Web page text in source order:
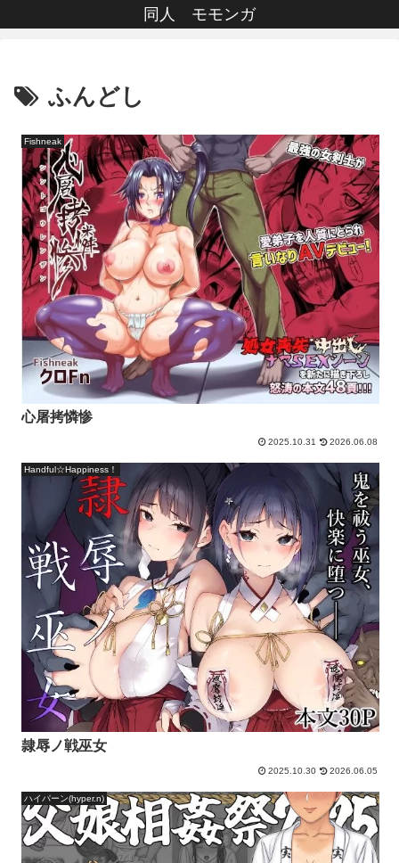
同人 モモンガ
ふんどし
Fishneak
心屠拷憐惨
2025.10.31 2026.06.08
Handful☆Happiness！
隷辱ノ戦巫女
2025.10.30 2026.06.05
ハイパーン(hyper.n)